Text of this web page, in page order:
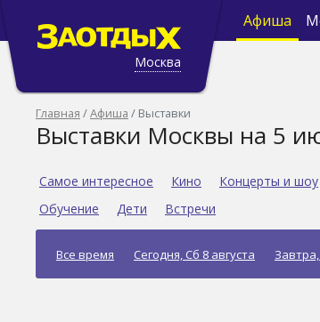
Москва
Афиша
Главная Афиша Выставки
Выставки Москвы на 5
Самое интересное Кино Концерты и шоу
Обучение
Дети Встречи
Все время Сегодня, Сб 8 августа Завтра,